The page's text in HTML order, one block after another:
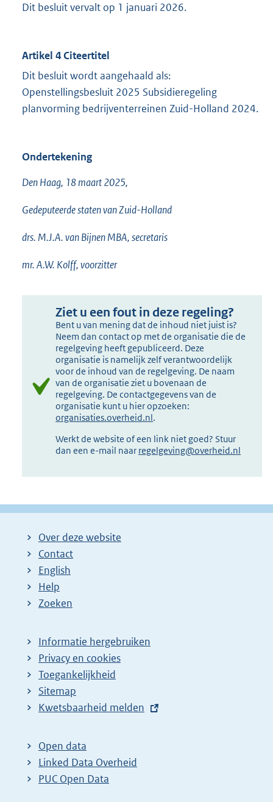
Dit besluit vervalt op 1 januari 2026.
Artikel 4 Citeertitel
Dit besluit wordt aangehaald als:
Openstellingsbesluit 2025 Subsidieregeling
planvorming bedrijventerreinen Zuid-Holland 2024.
Ondertekening
Den Haag, 18 maart 2025,
Gedeputeerde staten van Zuid-Holland
drs. M.J.A. van Bijnen MBA, secretaris
mr. A.W. Kolff, voorzitter
Ziet u een fout in deze regeling?
Bent u van mening dat de inhoud niet juist is?
Neem dan contact op met de organisatie die de
regelgeving heeft gepubliceerd. Deze
organisatie is namelijk zelf verantwoordelijk
voor de inhoud van de regelgeving. De naam
van de organisatie ziet u bovenaan de
regelgeving. De contactgegevens van de
organisatie kunt u hier opzoeken:
organisaties.overheid.nl.
Werkt de website of een link niet goed? Stuur
dan een e-mail naar regelgeving@overheid.nl
Over deze website
Contact
English
Help
Zoeken
Informatie hergebruiken
Privacy en cookies
Toegankelijkheid
Sitemap
E
t
e
r
Kwetsbaarheid melden
Open data
Linked Data Overheid
PUC Open Data